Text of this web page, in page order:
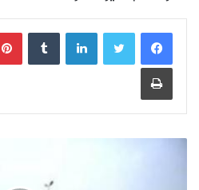
لينكدإن
طباعة